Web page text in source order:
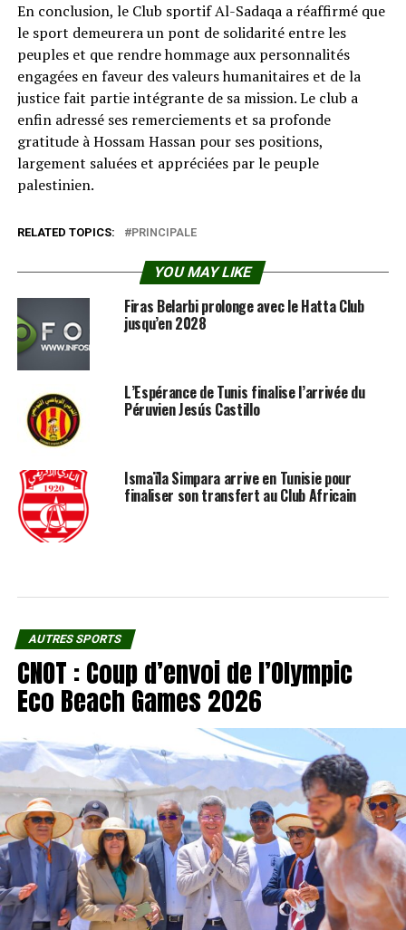
En conclusion, le Club sportif Al-Sadaqa a réaffirmé que
le sport demeurera un pont de solidarité entre les
peuples et que rendre hommage aux personnalités
engagées en faveur des valeurs humanitaires et de la
justice fait partie intégrante de sa mission. Le club a
enfin adressé ses remerciements et sa profonde
gratitude à Hossam Hassan pour ses positions,
largement saluées et appréciées par le peuple
palestinien.
RELATED TOPICS: PRINCIPALE
YOU MAY LIKE
Firas Belarbi prolonge avec le Hatta Club
jusqu’en 2028
L’Espérance de Tunis finalise l’arrivée du
Péruvien Jesús Castillo
Ismaïla Simpara arrive en Tunisie pour
finaliser son transfert au Club Africain
AUTRES SPORTS
CNOT : Coup d’envoi de l’Olympic
Eco Beach Games 2026